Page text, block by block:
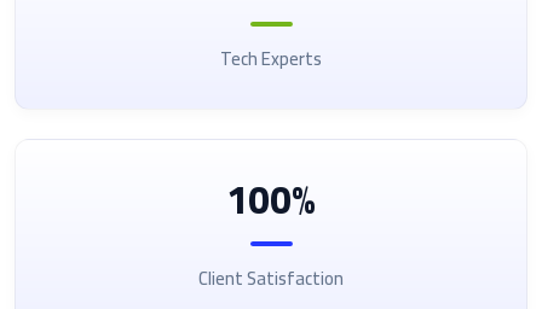
Tech Experts
100%
Client Satisfaction